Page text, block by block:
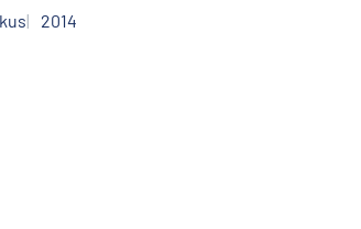
2014